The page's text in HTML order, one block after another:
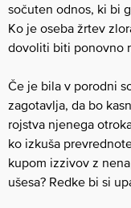
sočuten odnos, ki bi
Ko je oseba žrtev
dovoliti biti ponovno
Če je bila v porodni
zagotavlja, da bo
rojstva njenega
ko izkuša
kupom izzivov z
ušesa? Redke bi si